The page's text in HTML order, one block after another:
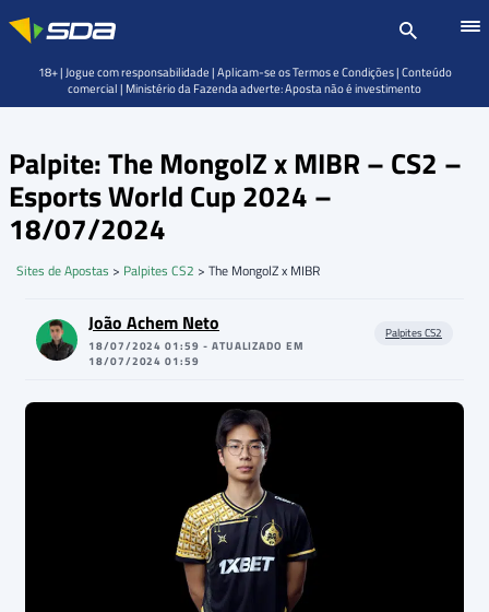
Palpite: The MongolZ x MIBR – CS2 –
Esports World Cup 2024 –
18/07/2024
Sites de Apostas > Palpites CS2 > The MongolZ x MIBR
João Achem Neto
18/07/2024 01:59 - ATUALIZADO EM
18/07/2024 01:59
Palpites CS2
18+ | Jogue com responsabilidade | Aplicam-se os Termos e Condições | Conteúdo
comercial | Ministério da Fazenda adverte: Aposta não é investimento